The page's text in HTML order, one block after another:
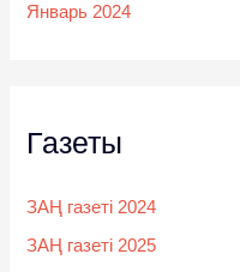
Январь 2024
Газеты
ЗАҢ газеті 2024
ЗАҢ газеті 2025